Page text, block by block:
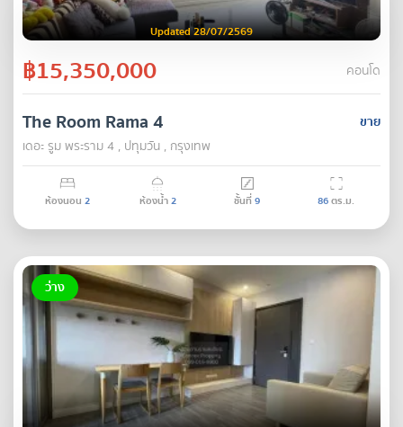
Updated 28/07/2569
฿15,350,000 คอนโด
ขาย
The Room Rama 4
เดอะ รูม พระราม 4 , ปทุมวัน , กรุงเทพ
ห้องนอน 2 ห้องน้ำ2 ชั้นที่9 86ตร.ม.
ว่าง